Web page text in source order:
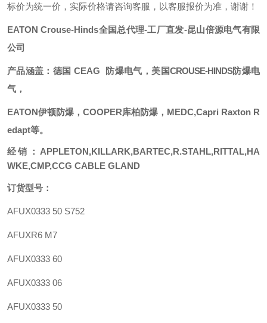
标价为统一价，实际价格请咨询客服，以客服报价为准，谢谢！
EATON Crouse-Hinds全国总代理-工厂直发-昆山倍源电气有限
公司
产品涵盖：德国 CEAG 防爆电气，美国CROUSE-HINDS防爆电
气，
EATON伊顿防爆， COOPER库柏防爆， MEDC,Capri Raxton R
edapt等。
经销： APPLETON,KILLARK,BARTEC,R.STAHL,RITTAL,HA
WKE,CMP,CCG CABLE GLAND
订货型号：
AFUX0333 50 S752
AFUXR6 M7
AFUX0333 60
AFUX0333 06
AFUX0333 50